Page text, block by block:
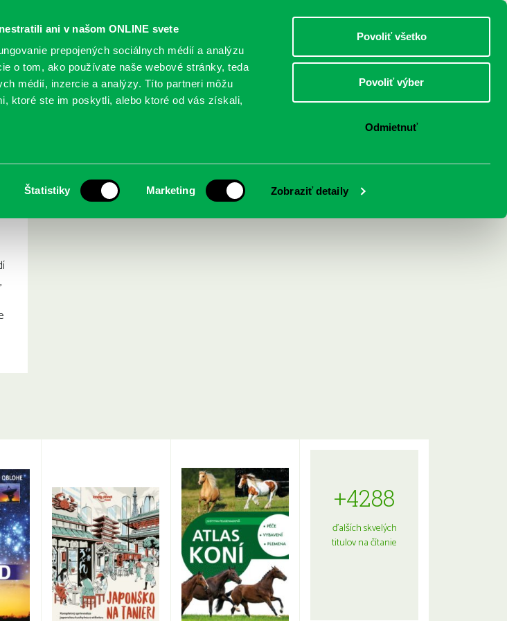
ani v našom ONLINE svete
prepojených sociálnych médií a analýzu
o tom, ako používate naše webové stránky, teda
médií, inzercie a analýzy. Títo partneri môžu
ktoré ste im poskytli, alebo ktoré od vás získali,
Štatistiky Marketing Zobraziť detaily
Povoliť všetko
Povoliť výber
Odmietnuť
DOSPELÍ
POBOČKY O KNIŽNICI
kláštora
+4288
ďalších skvelých
titulov na čítanie